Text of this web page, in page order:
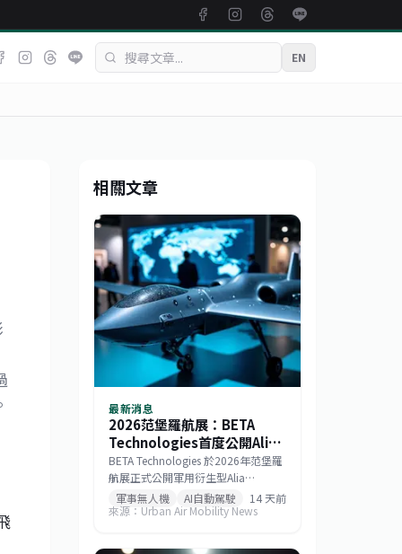
EN
相關文章
最新消息
2026范堡羅航展：BETA
Technologies首度公開Alia
MV250混合電力軍用物流無
人機
BETA Technologies 於2026年范堡羅
航展正式公開軍用衍生型Alia
MV250。此款混合電力無人機在酬載
2,000磅時擁有250海里戰術航程，若
海里，巡航速度逾170節。該機整合
軍事無人機 AI自動駕駛
14 天前
來源：Urban Air Mobility News